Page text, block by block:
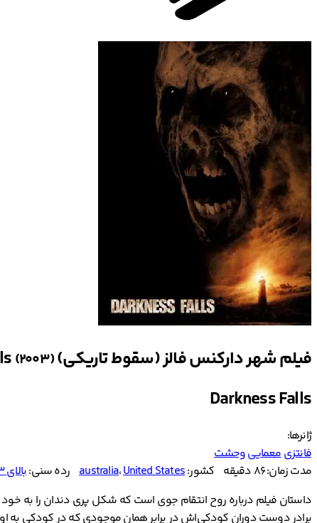
فیلم شهر دارکنس فالز (سقوط تاریکی) Darkness Falls(2003)
Darkness Falls
ژانرها:
فانتزیمعماییوحشت
مدت زمان: 86 دقیقه
کشور: australia،United States رده سنی:بالای ۱۳ سال
برادر دوست دوران کودکی‌اش در برابر همان موجودی که در کودکی به او